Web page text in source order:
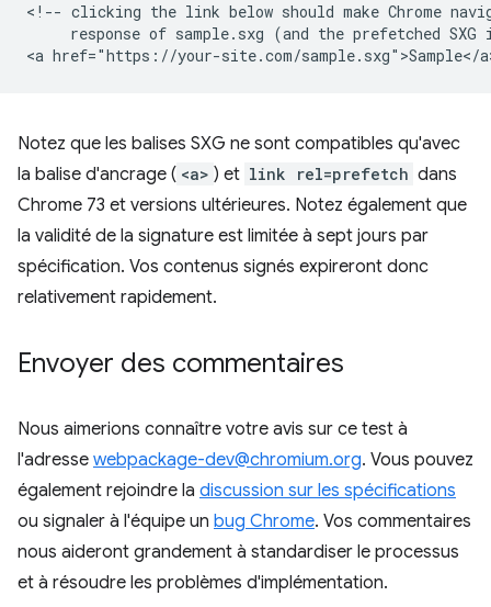
<!-- clicking the link below should make Chrome
response of sample.sxg (and the prefetched SXG
Notez que les balises SXG ne sont compatibles qu'avec
la balise d'ancrage ( <a> ) et link rel=prefetch dans
Chrome 73 et versions ultérieures. Notez également que
la validité de la signature est limitée à sept jours par
spécification. Vos contenus signés expireront donc
relativement rapidement.
Envoyer des commentaires
Nous aimerions connaître votre avis sur ce test à
l'adresse webpackage-dev@chromium.org. Vous pouvez
également rejoindre la discussion sur les spécifications
ou signaler à l'équipe un bug Chrome. Vos commentaires
nous aideront grandement à standardiser le processus
et à résoudre les problèmes d'implémentation.